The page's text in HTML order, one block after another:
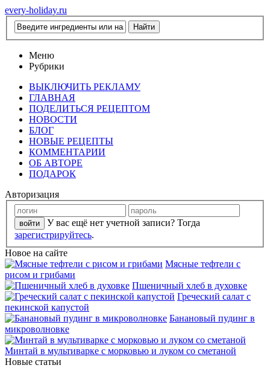
every-holiday.ru
Меню
Рубрики
ВЫКЛЮЧИТЬ РЕКЛАМУ
ГЛАВНАЯ
ПОДЕЛИТЬСЯ РЕЦЕПТОМ
НОВОСТИ
БЛОГ
НОВЫЕ РЕЦЕПТЫ
КОММЕНТАРИИ
ОБ АВТОРЕ
ПОДАРОК
Авторизация
У вас ещё нет учетной записи? Тогда
зарегистрируйтесь.
Новое на сайте
Мясные тефтели с
рисом и грибами
Пшеничный хлеб в духовке
Греческий салат с
пекинской капустой
Банановый пудинг в
микроволновке
Минтай в мультиварке с морковью и луком со сметаной
Новые статьи